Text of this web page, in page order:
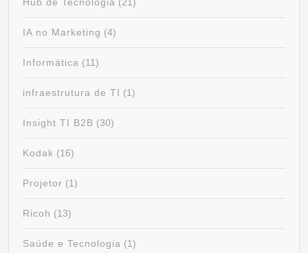
IA no Marketing (4)
Informática (11)
infraestrutura de TI (1)
Insight TI B2B (30)
Kodak (16)
Projetor (1)
Ricoh (13)
Saúde e Tecnologia (1)